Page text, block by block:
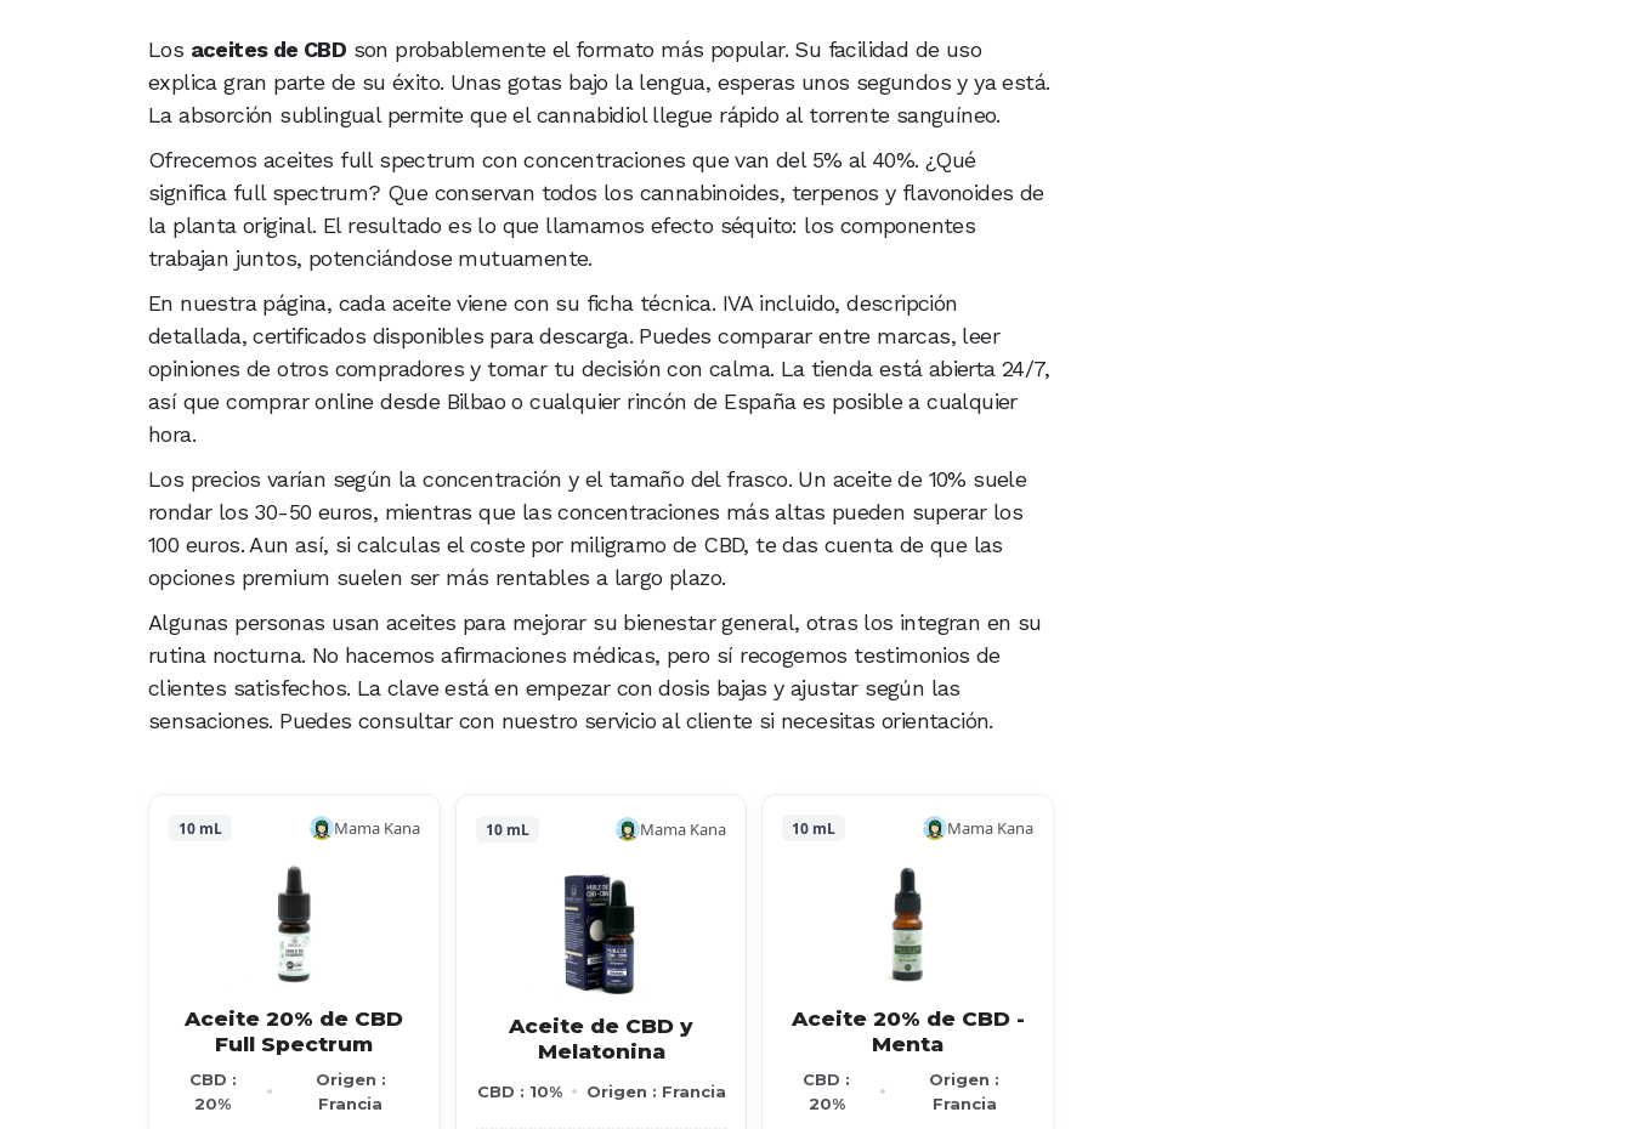
Los aceites de CBD son probablemente el formato más popular. Su facilidad de uso
explica gran parte de su éxito. Unas gotas bajo la lengua, esperas unos segundos y ya está.
La absorción sublingual permite que el cannabidiol llegue rápido al torrente sanguíneo.
Ofrecemos aceites full spectrum con concentraciones que van del 5% al 40%. ¿Qué
significa full spectrum? Que conservan todos los cannabinoides, terpenos y flavonoides de
la planta original. El resultado es lo que llamamos efecto séquito: los componentes
trabajan juntos, potenciándose mutuamente.
En nuestra página, cada aceite viene con su ficha técnica. IVA incluido, descripción
detallada, certificados disponibles para descarga. Puedes comparar entre marcas, leer
opiniones de otros compradores y tomar tu decisión con calma. La tienda está abierta 24/7,
así que comprar online desde Bilbao o cualquier rincón de España es posible a cualquier
hora.
Los precios varían según la concentración y el tamaño del frasco. Un aceite de 10% suele
rondar los 30-50 euros, mientras que las concentraciones más altas pueden superar los
100 euros. Aun así, si calculas el coste por miligramo de CBD, te das cuenta de que las
opciones premium suelen ser más rentables a largo plazo.
Algunas personas usan aceites para mejorar su bienestar general, otras los integran en su
rutina nocturna. No hacemos afirmaciones médicas, pero sí recogemos testimonios de
clientes satisfechos. La clave está en empezar con dosis bajas y ajustar según las
sensaciones. Puedes consultar con nuestro servicio al cliente si necesitas orientación.
10 mL Mama Kana
Aceite 20% de CBD
Full Spectrum
CBD :
20%
Origen :
Francia
10 mL Mama Kana
Aceite de CBD y
Melatonina
CBD : 10% Origen : Francia
10 mL Mama Kana
Aceite 20% de CBD -
Menta
CBD :
20%
Origen :
Francia